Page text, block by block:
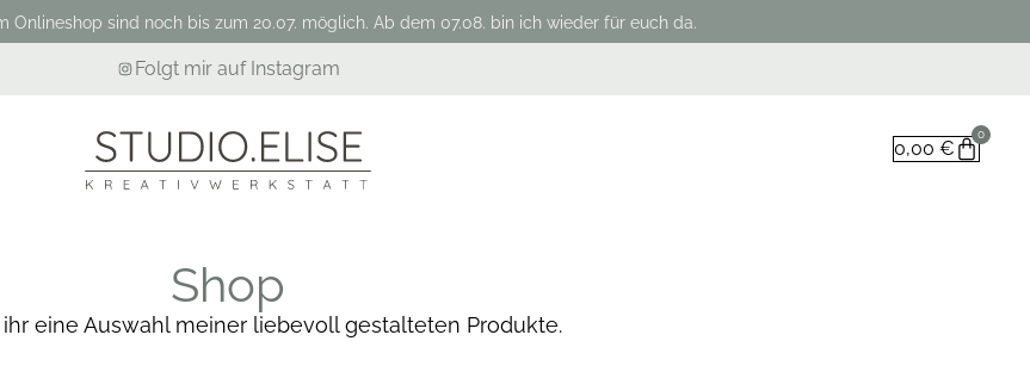
Onlineshop sind noch bis zum 20.07. möglich. Ab dem 07.08. bin ich wieder für euch da.
Folgt mir auf Instagram
0,00 €
0
Shop
eine Auswahl meiner liebevoll gestalteten Produkte.